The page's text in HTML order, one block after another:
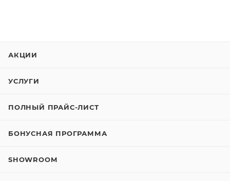
АКЦИИ
УСЛУГИ
ПОЛНЫЙ ПРАЙС-ЛИСТ
БОНУСНАЯ ПРОГРАММА
SHOWROOM